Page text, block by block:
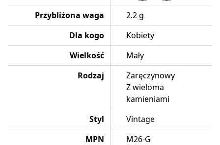
Przybliżona waga
2.2 g
Dla kogo
Kobiety
Wielkość
Mały
Rodzaj
Zaręczynowy
Z wieloma
kamieniami
Styl
Vintage
MPN
M26-G